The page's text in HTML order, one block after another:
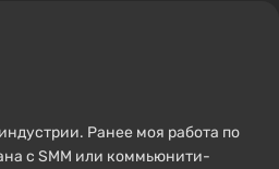
Ранее моя работа по
с SMM или коммьюнити-